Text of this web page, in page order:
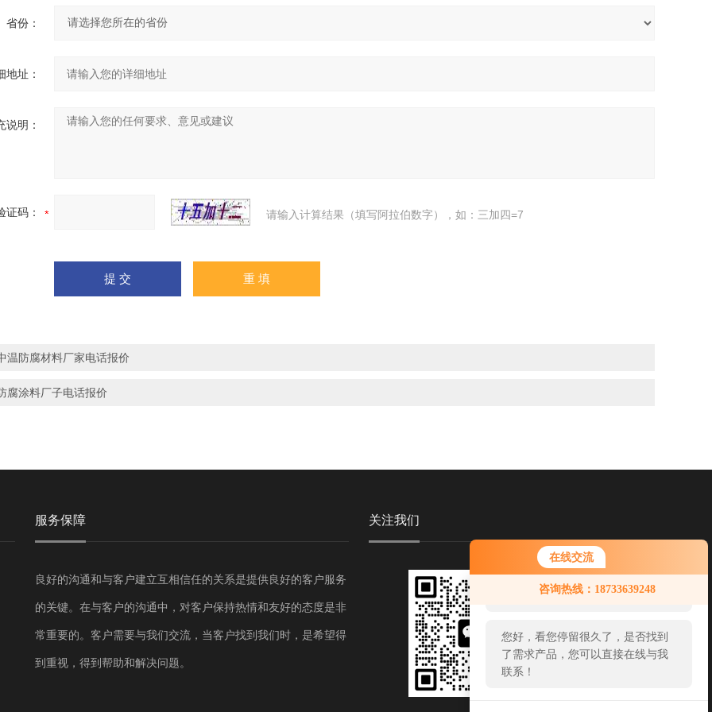
在线交流
咨询热线：18733639248
您好！欢迎前来咨询，很高兴为您
服务，请问您要咨询什么问题呢？
您好，看您停留很久了，是否找到
了需求产品，您可以直接在线与我
联系！
省份：
地址：
说明：
证码： 请输入计算结果（填写阿拉伯数字），如：三加四=7
温防腐材料厂家电话报价
腐涂料厂子电话报价
服务保障
良好的沟通和与客户建立互相信任的关系是提供良好的客户服务
的关键。在与客户的沟通中，对客户保持热情和友好的态度是非
常重要的。客户需要与我们交流，当客户找到我们时，是希望得
到重视，得到帮助和解决问题。
关注我们